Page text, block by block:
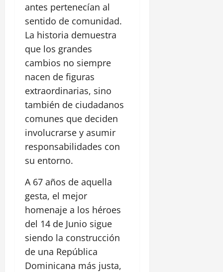
antes pertenecían al
sentido de comunidad.
La historia demuestra
que los grandes
cambios no siempre
nacen de figuras
extraordinarias, sino
también de ciudadanos
comunes que deciden
involucrarse y asumir
responsabilidades con
su entorno.
A 67 años de aquella
gesta, el mejor
homenaje a los héroes
del 14 de Junio sigue
siendo la construcción
de una República
Dominicana más justa,